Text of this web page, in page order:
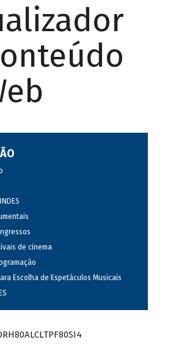
de cinema
Escolha de Espetáculos Musicais